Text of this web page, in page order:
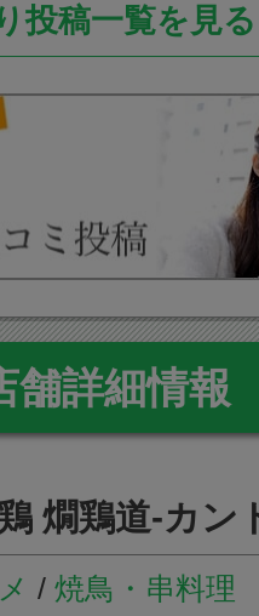
投稿一覧を見
舗詳細情報
燗鶏道-カン
/ 焼鳥・串料理